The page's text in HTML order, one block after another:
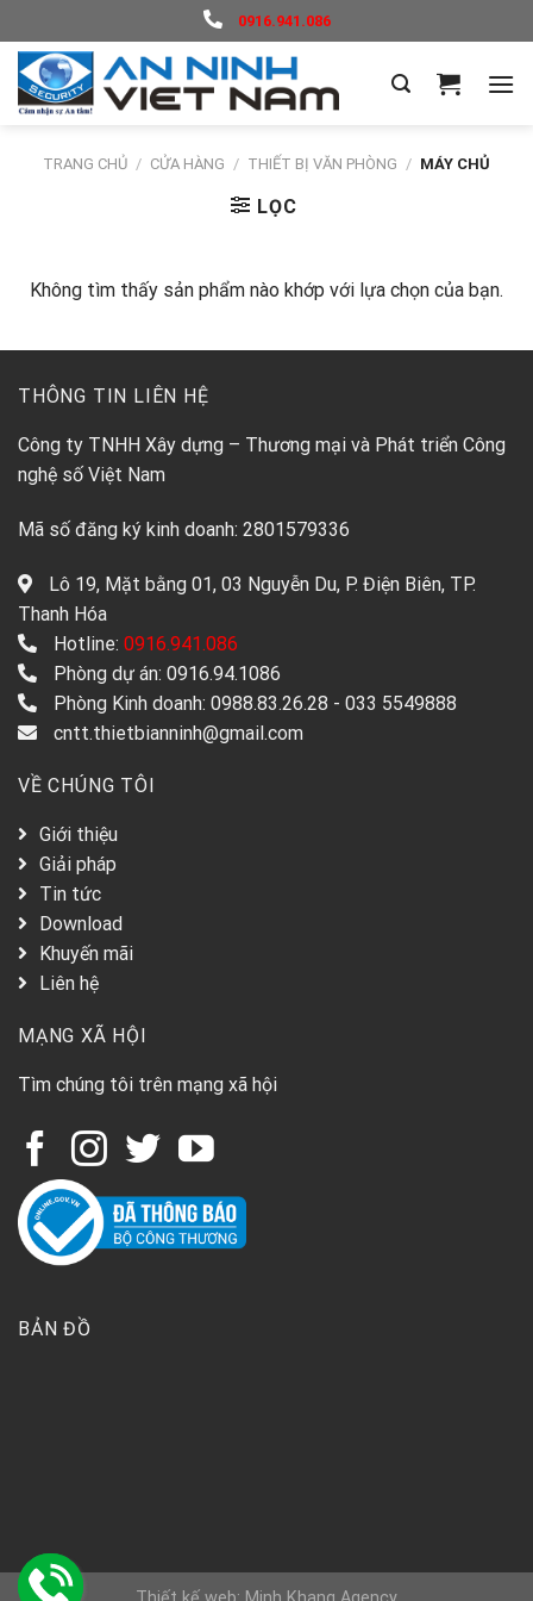
to
content
0916.941.086
TRANG CHỦ / CỬA HÀNG / THIẾT BỊ VĂN PHÒNG / MÁY CHỦ
LỌC
Không tìm thấy sản phẩm nào khớp với lựa chọn của bạn.
THÔNG TIN LIÊN HỆ
Công ty TNHH Xây dựng – Thương mại và Phát triển Công
nghệ số Việt Nam
Mã số đăng ký kinh doanh: 2801579336
Lô 19, Mặt bằng 01, 03 Nguyễn Du, P. Điện Biên, TP.
Thanh Hóa
Hotline: 0916.941.086
Phòng dự án: 0916.94.1086
Phòng Kinh doanh: 0988.83.26.28 - 033 5549888
cntt.thietbianninh@gmail.com
VỀ CHÚNG TÔI
Giới thiệu
Giải pháp
Tin tức
Download
Khuyến mãi
Liên hệ
MẠNG XÃ HỘI
Tìm chúng tôi trên mạng xã hội
BẢN ĐỒ